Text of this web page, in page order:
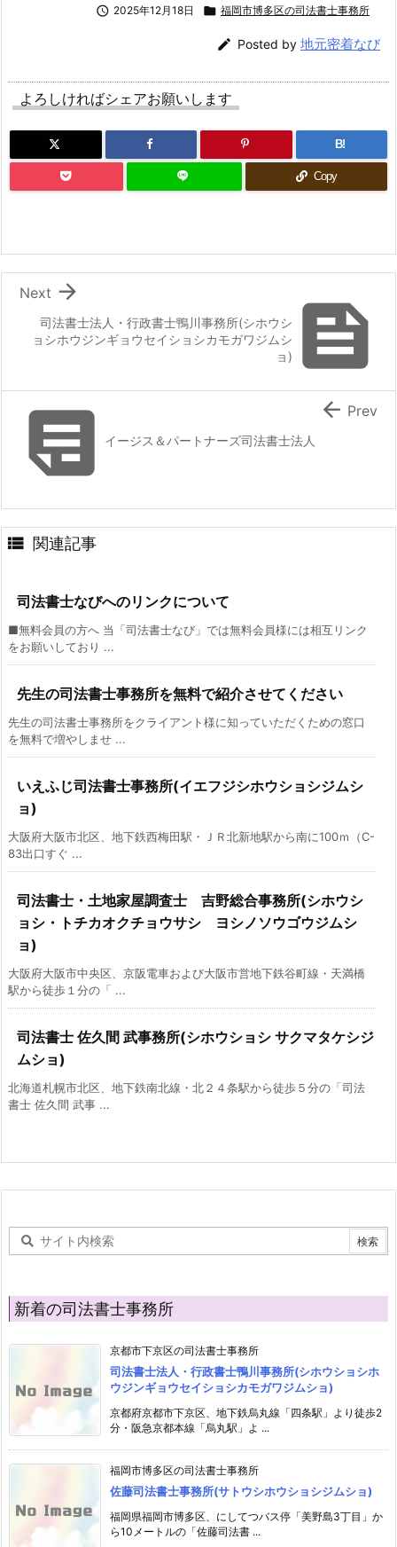
 2025年12月18日  福岡市博多区の司法書士事務所
 Posted by 地元密着なび
よろしければシェアお願いします
B!
Copy

司法書士法人・行政書士鴨川事務所(シホウシ
ョシホウジンギョウセイショシカモガワジムシ
ョ)

Next
イージス＆パートナーズ司法書士法人
 Prev
 関連記事
司法書士なびへのリンクについて
■無料会員の方へ 当「司法書士なび」では無料会員様には相互リンク
をお願いしており ...
先生の司法書士事務所を無料で紹介させてください
先生の司法書士事務所をクライアント様に知っていただくための窓口
を無料で増やしませ ...
いえふじ司法書士事務所(イエフジシホウショシジムシ
ョ)
大阪府大阪市北区、地下鉄西梅田駅・ＪＲ北新地駅から南に100ｍ（C-
83出口すぐ ...
司法書士・土地家屋調査士 吉野総合事務所(シホウシ
ョシ・トチカオクチョウサシ ヨシノソウゴウジムシ
ョ)
大阪府大阪市中央区、京阪電車および大阪市営地下鉄谷町線・天満橋
駅から徒歩１分の「 ...
司法書士 佐久間 武事務所(シホウショシ サクマタケシジ
ムショ)
北海道札幌市北区、地下鉄南北線・北２４条駅から徒歩５分の「司法
書士 佐久間 武事 ...
新着の司法書士事務所
京都市下京区の司法書士事務所
司法書士法人・行政書士鴨川事務所(シホウショシホ
ウジンギョウセイショシカモガワジムショ)
京都府京都市下京区、地下鉄烏丸線「四条駅」より徒歩2
分・阪急京都本線「烏丸駅」よ ...
福岡市博多区の司法書士事務所
佐藤司法書士事務所(サトウシホウショシジムショ)
福岡県福岡市博多区、にしてつバス停「美野島3丁目」か
ら10メートルの「佐藤司法書 ...